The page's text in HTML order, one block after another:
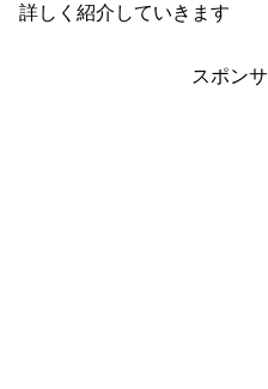
詳しく紹介していきます
スポン